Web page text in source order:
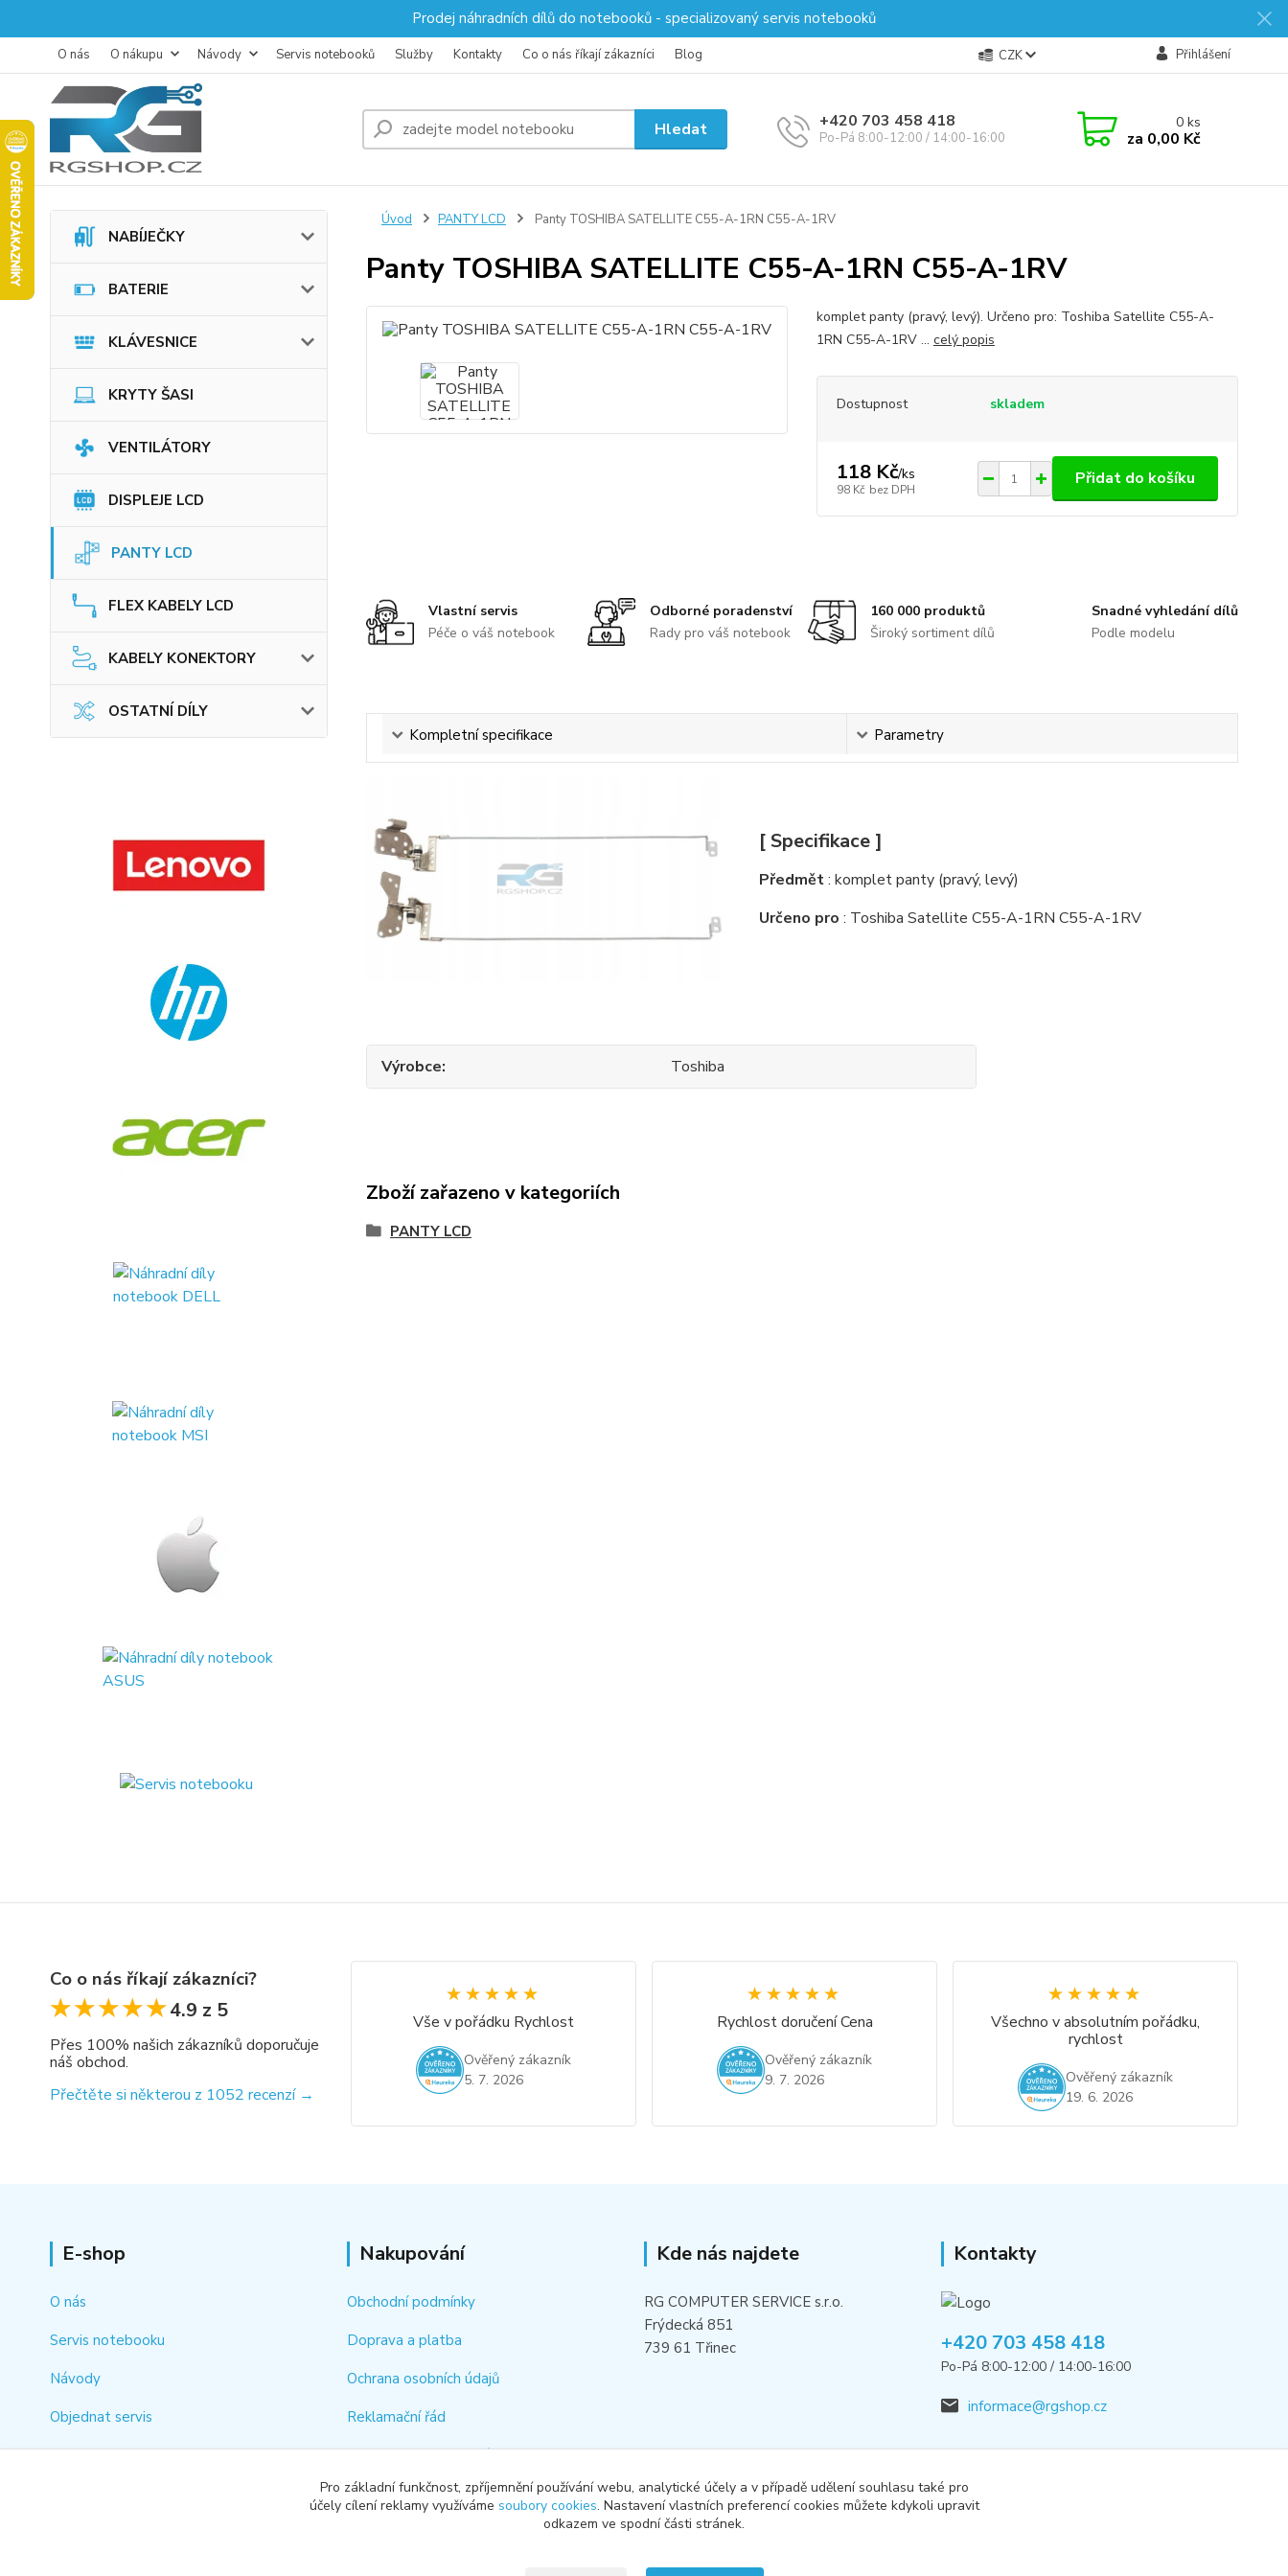
Prodej náhradních dílů do notebooků - specializovaný servis notebooků
O nás O nákupu Návody Servis notebooků Služby Kontakty Co o nás říkají zákazníci Blog CZK Přihlášení
Hledat +420 703 458 418
Po-Pá 8:00-12:00 / 14:00-16:00
0ks
za 0,00 Kč
NABÍJEČKY
BATERIE
KLÁVESNICE
KRYTY ŠASI
VENTILÁTORY
DISPLEJE LCD
PANTY LCD
FLEX KABELY LCD
KABELY KONEKTORY
OSTATNÍ DÍLY
Úvod PANTY LCD Panty TOSHIBA SATELLITE C55-A-1RN C55-A-1RV
Panty TOSHIBA SATELLITE C55-A-1RN C55-A-1RV
komplet panty (pravý, levý). Určeno pro: Toshiba Satellite C55-A-
1RN C55-A-1RV ... celý popis
Dostupnost skladem
118 Kč/ks
98 Kč bez DPH
Přidat do košíku
Vlastní servis
Péče o váš notebook
Odborné poradenství
Rady pro váš notebook
160 000 produktů
Široký sortiment dílů
Snadné vyhledání dílů
Podle modelu
Kompletní specifikace Parametry
[ Specifikace ]
Předmět: komplet panty (pravý, levý)
Určeno pro : Toshiba Satellite C55-A-1RN C55-A-1RV
Výrobce Toshiba
Zboží zařazeno v kategoriích
PANTY LCD
Co o nás říkají zákazníci?
★★★★★
★★★★★4.9 z 5
Přes 100% našich zákazníků doporučuje
náš obchod.
Přečtěte si některou z 1052 recenzí →
★★★★★
★★★★★
Vše v pořádku Rychlost
Ověřený zákazník
5. 7. 2026
★★★★★
★★★★★
Rychlost doručení Cena
Ověřený zákazník
9. 7. 2026
★★★★★
★★★★★
Všechno v absolutním pořádku,
rychlost
Ověřený zákazník
19. 6. 2026
E-shop
O nás
Servis notebooku
Návody
Objednat servis
Kontakt
Nakupování
Obchodní podmínky
Doprava a platba
Ochrana osobních údajů
Reklamační řád
Jak rychle vyhledat náhradní díl
Odstoupení od smlouvy
Kde nás najdete
RG COMPUTER SERVICE s.r.o.
Frýdecká 851
739 61 Třinec
Kontakty
+420 703 458 418
Po-Pá 8:00-12:00 / 14:00-16:00
informace@rgshop.cz
Pro základní funkčnost, zpříjemnění používání webu, analytické účely a v případě udělení souhlasu také pro
účely cílení reklamy využíváme soubory cookies. Nastavení vlastních preferencí cookies můžete kdykoli upravit
odkazem ve spodní části stránek.